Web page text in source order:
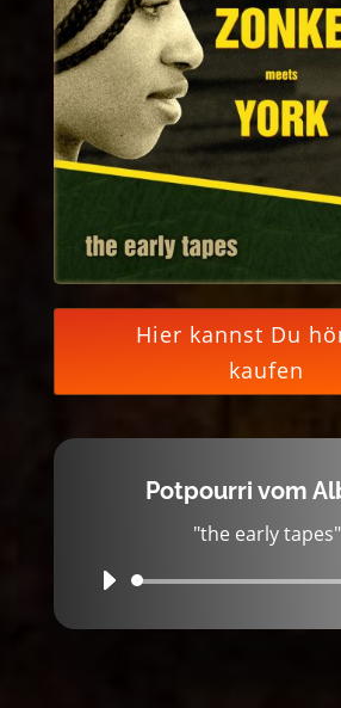
Hier kannst Du
kaufen
Potpourri vom
"the early tapes"
Audio-